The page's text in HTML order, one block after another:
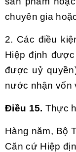
chuyên gia
2. Các điều
Hiệp định
được uỷ
nước nhận vốn
Điều 15. Thực
Hàng năm, Bộ
Căn cứ Hiệp